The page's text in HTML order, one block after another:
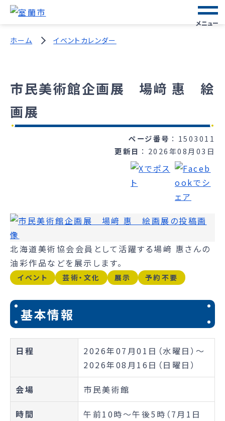
メニュー
ホーム イベントカレンダー
市民美術館企画展 場﨑 惠 絵
画展
ページ番号
1503011
更新日
2026年08月03日
イベント 芸術・文化 展示 予約不要
北海道美術協会会員として活躍する場﨑 惠さんの
油彩作品などを展示します。
基本情報
日程
2026年07月01日（水曜日）～
2026年08月16日（日曜日）
会場 市民美術館
時間
午前10時～午後5時（7月1日